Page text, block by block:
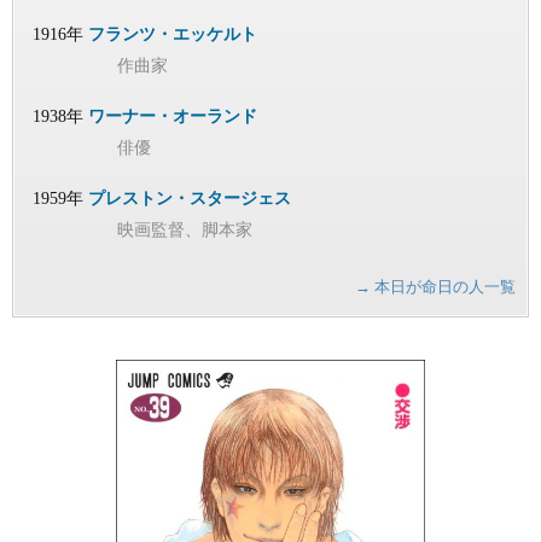
1916年 フランツ・エッケルト
作曲家
1938年 ワーナー・オーランド
俳優
1959年 プレストン・スタージェス
映画監督、脚本家
→ 本日が命日の人一覧